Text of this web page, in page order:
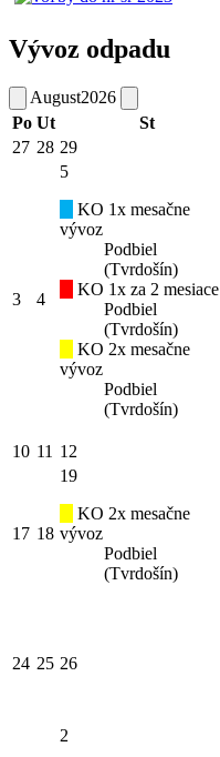
Vývoz odpadu
August2026
Po Ut St
27 28 29
3 4
5
KO 1x mesačne
vývoz
Podbiel
(Tvrdošín)
KO 1x za 2 mesiace
Podbiel
(Tvrdošín)
KO 2x mesačne
vývoz
Podbiel
(Tvrdošín)
10 11 12
17 18
19
KO 2x mesačne
vývoz
Podbiel
(Tvrdošín)
24 25 26
2